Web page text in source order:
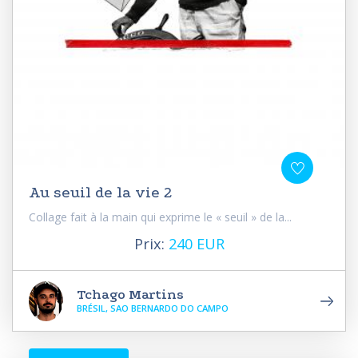
Au seuil de la vie 2
Collage fait à la main qui exprime le « seuil » de la...
Prix: 240 EUR
Tchago Martins
BRÉSIL, SAO BERNARDO DO CAMPO